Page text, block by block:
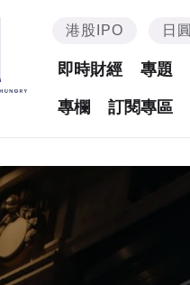
港股IPO 日圓
即時財經 專題
專欄 訂閱專區